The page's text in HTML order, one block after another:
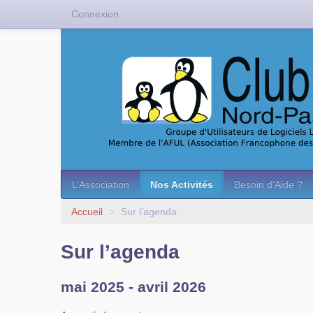
L’Association Nos Activités Besoin d’Aide ?
Accueil > Sur l’agenda
Sur l’agenda
mai 2025 - avril 2026
Connexion